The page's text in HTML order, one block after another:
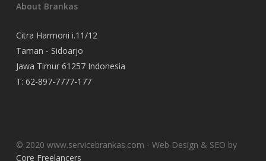
About Brankas
Citra Harmoni i.11/12
Taman - Sidoarjo
Jawa Timur 61257 Indonesia
T: 62-897-7777-177
© 2020 www.servicebrankas.com - Web Design & SEO by
Core Freelancers